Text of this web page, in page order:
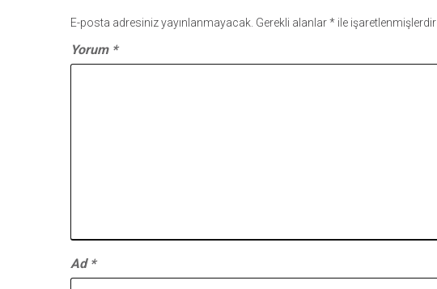
E-posta adresiniz yayınlanmayacak. Gerekli alanlar* ile işaretlenmişlerdir
Yorum *
Ad *